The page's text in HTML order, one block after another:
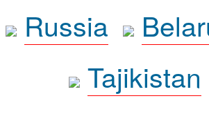
Russia
Tajikistan